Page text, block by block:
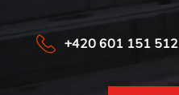
+420 601 151 512